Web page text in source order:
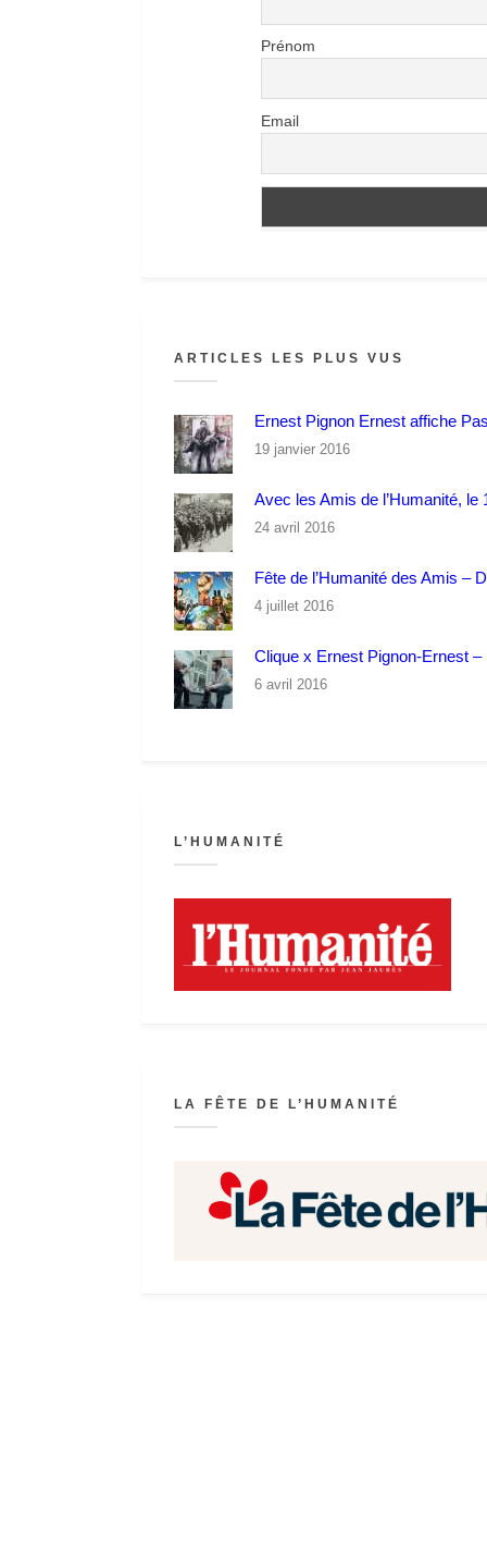
Prénom
Email
ARTICLES LES PLUS VUS
Ernest Pignon Ernest affiche
19 janvier 2016
Avec les Amis de l’Humanité, le
24 avril 2016
Fête de l’Humanité des Amis –
4 juillet 2016
Clique x Ernest Pignon-Ernest
6 avril 2016
L’HUMANITÉ
LA FÊTE DE L’HUMANITÉ